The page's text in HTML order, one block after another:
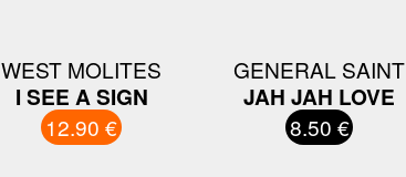
WEST MOLITES
I SEE A SIGN
12.90 €
GENERAL SAINT
JAH JAH LOVE
8.50 €